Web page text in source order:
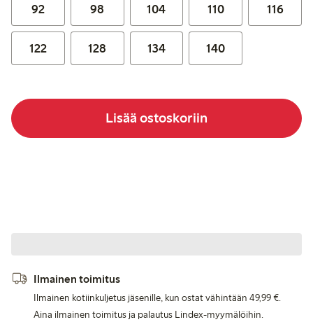
92 98 104 110 116
122 128 134 140
Lisää ostoskoriin
Ilmainen toimitus
Ilmainen kotiinkuljetus jäsenille, kun ostat vähintään 49,99 €.
Aina ilmainen toimitus ja palautus Lindex-myymälöihin.